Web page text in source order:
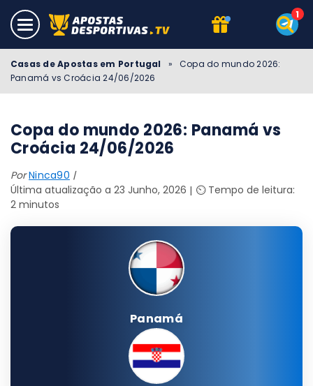
Casas de Apostas em Portugal »
Copa do mundo 2026:
Panamá vs Croácia 24/06/2026
Copa do mundo 2026: Panamá vs
Croácia 24/06/2026
PorNinca90
Última atualização a 23 Junho, 2026
⏲️ Tempo de leitura:
2 minutos
Panamá